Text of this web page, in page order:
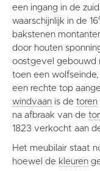
een ingang in de
waarschijnlijk in de 16
bakstenen
door houten
oostgevel gebouwd
toen een wolfseinde,
een rechte top
windvaan is de toren
na afbraak van de
1823 verkocht aan
Het meubilair staat
hoewel de kleuren